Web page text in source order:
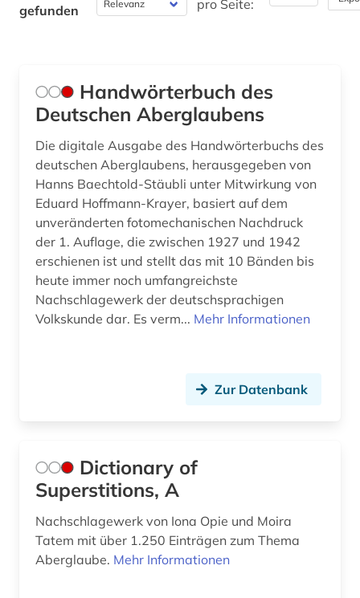
Politologie (0)
Rechtswissenschaft (0)
Romanistik (0)
Slavistik (0)
Sondersammelgebiete an deutschen
Soziologie (0)
Werkstoffwissenschaften und
Fertigungstechnik (0)
Wirtschaftswissenschaften (0)
Wissenschaftskunde, Forschung, Hochschul-,
Museumswesen (0)
gefunden pro Seite:
Handwörterbuch des
Deutschen Aberglaubens
Die digitale Ausgabe des Handwörterbuchs des
deutschen Aberglaubens, herausgegeben von
Hanns Baechtold-Stäubli unter Mitwirkung von
Eduard Hoffmann-Krayer, basiert auf dem
unveränderten fotomechanischen Nachdruck
der 1. Auflage, die zwischen 1927 und 1942
erschienen ist und stellt das mit 10 Bänden bis
heute immer noch umfangreichste
Nachschlagewerk der deutschsprachigen
Volkskunde dar. Es verm... Mehr Informationen
Zur Datenbank
Dictionary of
Superstitions, A
Nachschlagewerk von Iona Opie und Moira
Tatem mit über 1.250 Einträgen zum Thema
Aberglaube. Mehr Informationen